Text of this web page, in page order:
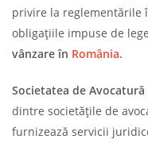
privire la reglementările
obligațiile impuse de
vânzare în România.
Societatea de Avocatură
dintre societățile de
furnizează servicii